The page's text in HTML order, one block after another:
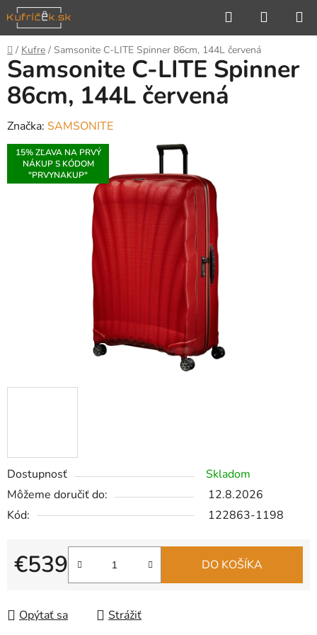
Prejsť
na
obsah
Hľadať
KOŠÍK
Domov
/ Kufre / Samsonite C-LITE Spinner 86cm, 144L červená
Dostupnosť
Skladom
Môžeme doručiť do:
12.8.2026
Kód:
122863-1198
€539
Jednotková cena:
DO KOŠÍKA
Opýtať sa Strážiť
Samsonite C-LITE Spinner
86cm, 144L červená
Značka: SAMSONITE
15% ZĽAVA NA PRVÝ
NÁKUP S KÓDOM
"PRVYNAKUP"